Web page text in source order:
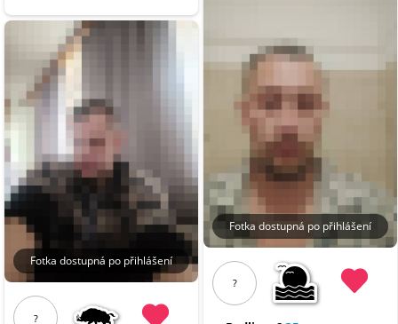
Fotka dostupná po přihlášení
?
Fotka dostupná po přihlášení
?